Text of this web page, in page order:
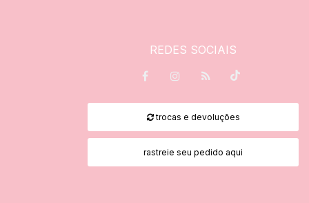
REDES SOCIAIS
trocas e devoluções
rastreie seu pedido aqui